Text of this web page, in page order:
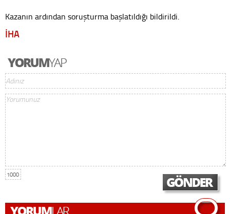
Kazanın ardından soruşturma başlatıldığı bildirildi.
İHA
1000